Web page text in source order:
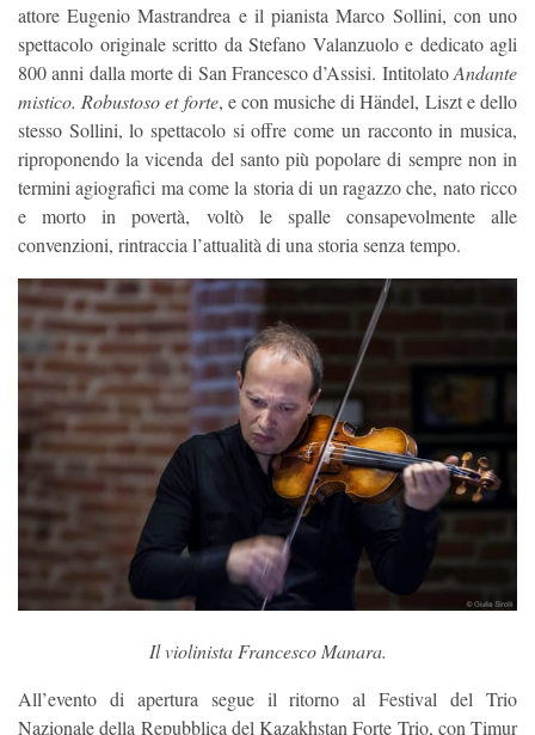
attore Eugenio Mastrandrea e il pianista Marco Sollini, con uno
spettacolo originale scritto da Stefano Valanzuolo e dedicato agli
800 anni dalla morte di San Francesco d’Assisi. IntitolatoAndante
mistico. Robustoso et forte, e con musiche di Händel, Liszt e dello
stesso Sollini, lo spettacolo si offre come un racconto in musica,
riproponendo la vicenda del santo più popolare di sempre non in
termini agiografici ma come la storia di un ragazzo che, nato ricco
e morto in povertà, voltò le spalle consapevolmente alle
convenzioni, rintraccia l’attualità di una storia senza tempo.
Il violinista Francesco Manara.
All’evento di apertura segue il ritorno al Festival del Trio
Nazionale della Repubblica del Kazakhstan Forte Trio, con Timur